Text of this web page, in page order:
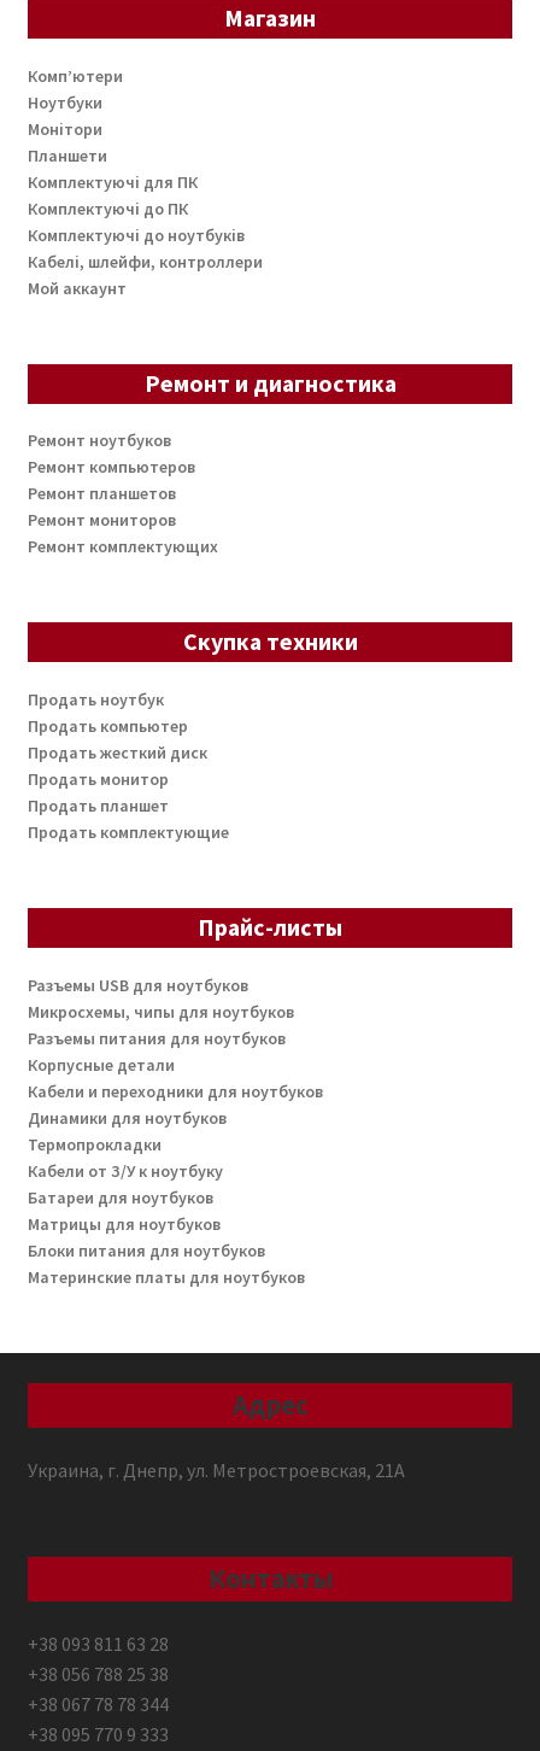
Магазин
Комп’ютери
Ноутбуки
Монітори
Планшети
Комплектуючі для ПК
Комплектуючі до ПК
Комплектуючі до ноутбуків
Кабелі, шлейфи, контроллери
Мой аккаунт
Ремонт и диагностика
Ремонт ноутбуков
Ремонт компьютеров
Ремонт планшетов
Ремонт мониторов
Ремонт комплектующих
Скупка техники
Продать ноутбук
Продать компьютер
Продать жесткий диск
Продать монитор
Продать планшет
Продать комплектующие
Прайс-листы
Разъемы USB для ноутбуков
Микросхемы, чипы для ноутбуков
Разъемы питания для ноутбуков
Корпусные детали
Кабели и переходники для ноутбуков
Динамики для ноутбуков
Термопрокладки
Кабели от З/У к ноутбуку
Батареи для ноутбуков
Матрицы для ноутбуков
Блоки питания для ноутбуков
Материнские платы для ноутбуков
Адрес
Украина, г. Днепр, ул. Метростроевская, 21А
Контакты
+38 093 811 63 28
+38 056 788 25 38
+38 067 78 78 344
+38 095 770 9 333